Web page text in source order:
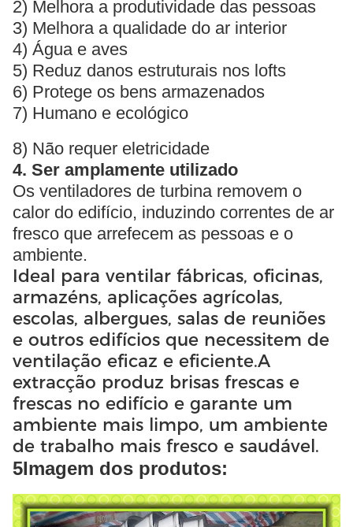
2) Melhora a produtividade das pessoas
3) Melhora a qualidade do ar interior
4) Água e aves
5) Reduz danos estruturais nos lofts
6) Protege os bens armazenados
7) Humano e ecológico
8) Não requer eletricidade
4. Ser amplamente utilizado
Os ventiladores de turbina removem o
calor do edifício, induzindo correntes de ar
fresco que arrefecem as pessoas e o
ambiente.
Ideal para ventilar fábricas, oficinas,
armazéns, aplicações agrícolas,
escolas, albergues, salas de reuniões
e outros edifícios que necessitem de
ventilação eficaz e eficiente.A
extracção produz brisas frescas e
frescas no edifício e garante um
ambiente mais limpo, um ambiente
de trabalho mais fresco e saudável.
5Imagem dos produtos: